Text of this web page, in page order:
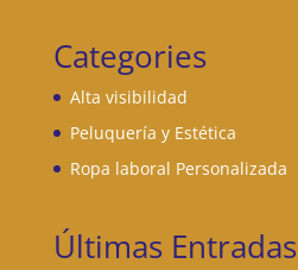
Categories
Alta visibilidad
Peluquería y Estética
Ropa laboral Personalizada
Últimas Entradas